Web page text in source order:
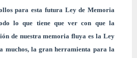
para esta futura Ley de Memoria
lo que tiene que ver con que la
de nuestra memoria fluya es la Ley
muchos, la gran herramienta para la